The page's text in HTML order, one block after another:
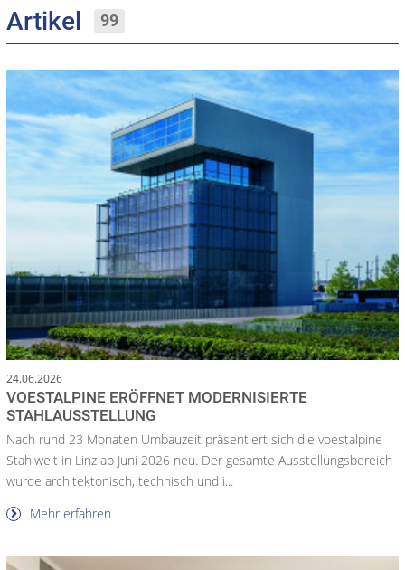
Artikel 99
24.06.2026
VOESTALPINE ERÖFFNET MODERNISIERTE
STAHLAUSSTELLUNG
Nach rund 23 Monaten Umbauzeit präsentiert sich die voestalpine
Stahlwelt in Linz ab Juni 2026 neu. Der gesamte Ausstellungsbereich
wurde architektonisch, technisch und i...
Mehr erfahren